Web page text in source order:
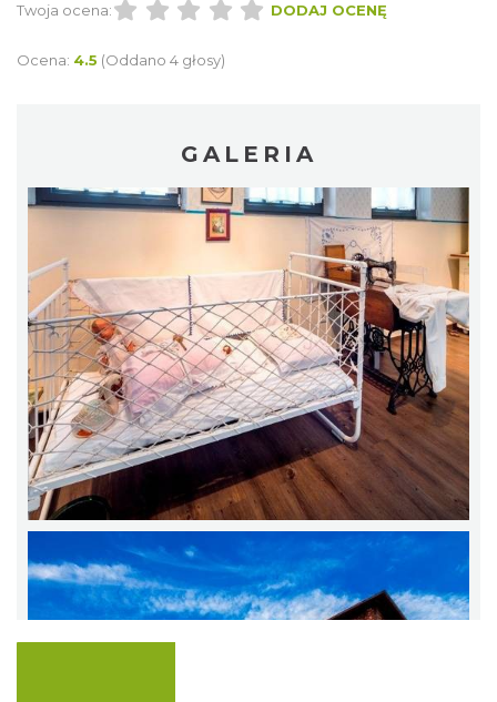
Twoja ocena: DODAJ OCENĘ
Ocena: 4.5 (Oddano 4 głosy)
GALERIA